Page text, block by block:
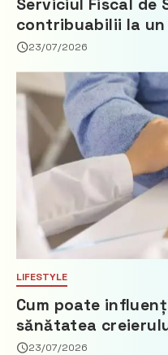
Serviciul Fiscal de
contribuabilii la
privind calculul
23/07/2026
LIFESTYLE
Cum poate
sănătatea
23/07/2026